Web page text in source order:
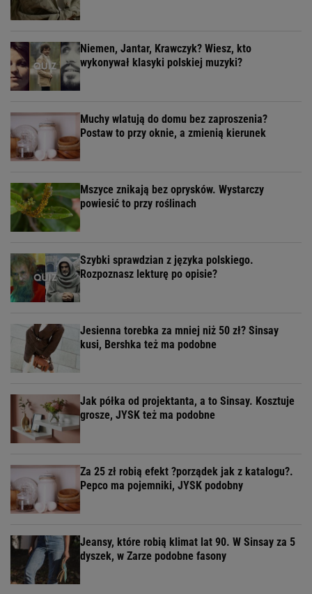
Niemen, Jantar, Krawczyk? Wiesz, kto
wykonywał klasyki polskiej muzyki?
Muchy wlatują do domu bez zaproszenia?
Postaw to przy oknie, a zmienią kierunek
Mszyce znikają bez oprysków. Wystarczy
powiesić to przy roślinach
Szybki sprawdzian z języka polskiego.
Rozpoznasz lekturę po opisie?
Jesienna torebka za mniej niż 50 zł? Sinsay
kusi, Bershka też ma podobne
Jak półka od projektanta, a to Sinsay. Kosztuje
grosze, JYSK też ma podobne
Za 25 zł robią efekt ?porządek jak z katalogu?.
Pepco ma pojemniki, JYSK podobny
Jeansy, które robią klimat lat 90. W Sinsay za 5
dyszek, w Zarze podobne fasony